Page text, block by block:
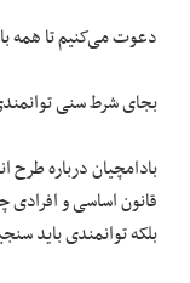
دعوت می‌کنیم تا همه
بجای شرط سنی
بادامچیان درباره
بلکه توانمندی باید